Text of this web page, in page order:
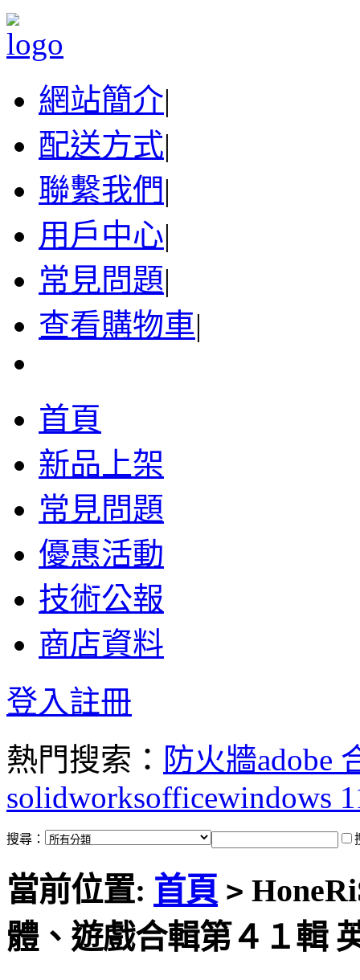
網站簡介|
配送方式|
聯繫我們|
用戶中心|
常見問題|
查看購物車|
首頁
新品上架
常見問題
優惠活動
技術公報
商店資料
登入註冊
熱門搜索： 防火牆adobe
solidworksofficewindows
搜尋：
當前位置: 首頁 >
體、遊戲合輯第４１輯